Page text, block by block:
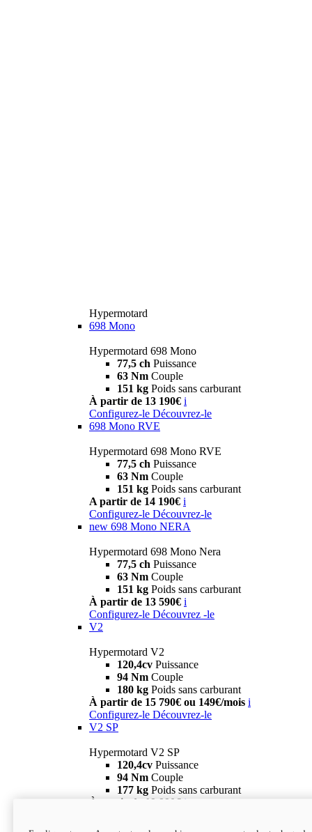
Hypermotard
698 Mono
Hypermotard 698 Mono
77,5 ch Puissance
63 Nm Couple
151 kg Poids sans carburant
À partir de 13 190€ i
Configurez-le Découvrez-le
698 Mono RVE
Hypermotard 698 Mono RVE
77,5 ch Puissance
63 Nm Couple
151 kg Poids sans carburant
A partir de 14 190€ i
Configurez-le Découvrez-le
new 698 Mono NERA
Hypermotard 698 Mono Nera
77,5 ch Puissance
63 Nm Couple
151 kg Poids sans carburant
À partir de 13 590€ i
Configurez-le Découvrez -le
V2
Hypermotard V2
120,4cv Puissance
94 Nm Couple
180 kg Poids sans carburant
À partir de 15 790€ ou 149€/mois i
Configurez-le Découvrez-le
V2 SP
Hypermotard V2 SP
120,4cv Puissance
94 Nm Couple
177 kg Poids sans carburant
À partir de 19 990€ i
new
V2 SP 100